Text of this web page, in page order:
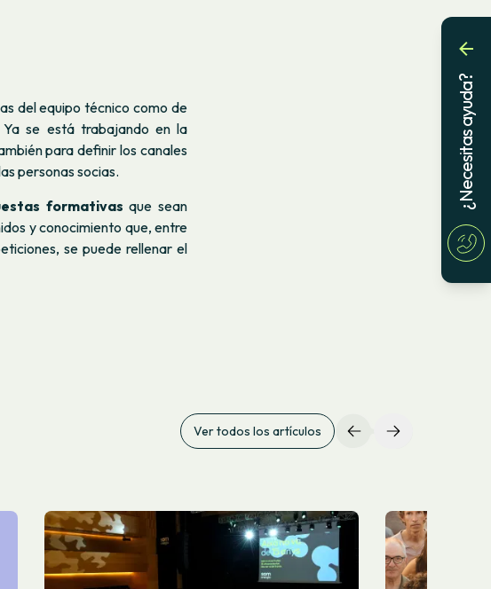
del equipo técnico como de
se está trabajando en la
para definir los canales
personas socias.
formativas que sean
y conocimiento que, entre
se puede rellenar el
Ver todos los artículos
¿Necesitas ayuda?